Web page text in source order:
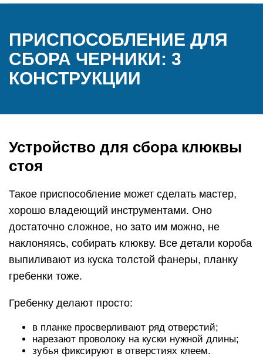
ПРИСПОСОБЛЕНИЕ ДЛЯ
СБОРА ЧЕРНИКИ: 3
КОНСТРУКЦИИ
Устройство для сбора клюквы
стоя
Такое приспособление может сделать мастер,
хорошо владеющий инструментами. Оно
достаточно сложное, но зато им можно, не
наклоняясь, собирать клюкву. Все детали короба
выпиливают из куска толстой фанеры, планку
гребенки тоже.
Гребенку делают просто:
в планке просверливают ряд отверстий;
нарезают проволоку на куски нужной длины;
зубья фиксируют в отверстиях клеем.